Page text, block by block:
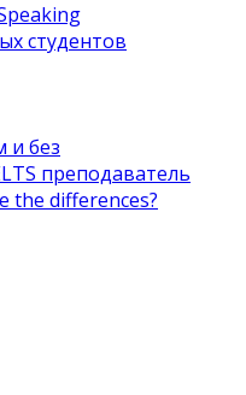
студентов
и без
преподаватель
the differences?